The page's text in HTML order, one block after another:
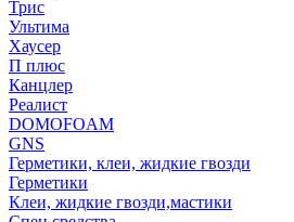
Трис
Ультима
Хаусер
П плюс
Канцлер
Реалист
DOMOFOAM
GNS
Герметики, клеи, жидкие гвозди
Герметики
Клеи, жидкие гвозди,мастики